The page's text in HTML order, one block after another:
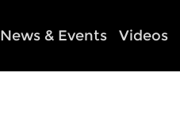
News & Events Videos